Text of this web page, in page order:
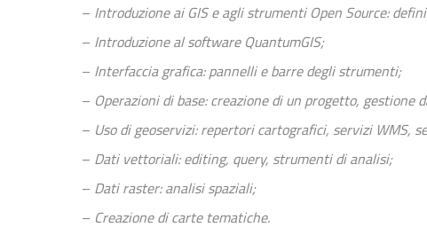
– Introduzione ai GIS e agli strumenti Open Source:
– Introduzione al software QuantumGIS;
– Interfaccia grafica: pannelli e barre degli strumenti;
– Operazioni di base: creazione di un progetto,
– Uso di geoservizi: repertori cartografici, servizi WMS,
– Dati vettoriali: editing, query, strumenti di analisi;
– Dati raster: analisi spaziali;
– Creazione di carte tematiche.